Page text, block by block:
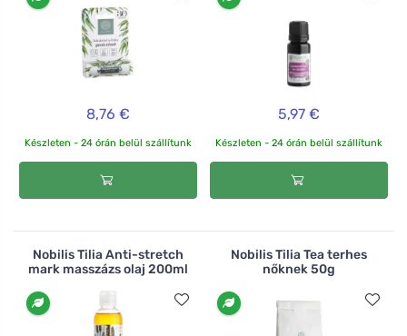
8,76 €
Készleten - 24 órán belül szállítunk
5,97 €
Készleten - 24 órán belül szállítunk
Nobilis Tilia Anti-stretch
mark masszázs olaj 200ml
Nobilis Tilia Tea terhes
nőknek 50g